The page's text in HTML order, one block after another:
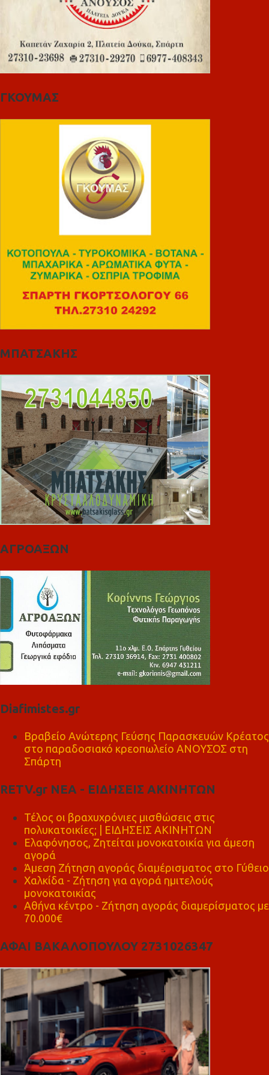
ΓΚΟΥΜΑΣ
ΜΠΑΤΣΑΚΗΣ
ΑΓΡΟΑΞΩΝ
Diafimistes.gr
Βραβείο Ανώτερης Γεύσης Παρασκευών Κρέατος
στο παραδοσιακό κρεοπωλείο ΑΝΟΥΣΟΣ στη
Σπάρτη
RETV.gr ΝΕΑ - ΕΙΔΗΣΕΙΣ ΑΚΙΝΗΤΩΝ
Τέλος οι βραχυχρόνιες μισθώσεις στις
πολυκατοικίες; | ΕΙΔΗΣΕΙΣ ΑΚΙΝΗΤΩΝ
Ελαφόνησος, Ζητείται μονοκατοικία για άμεση
αγορά
Άμεση Ζήτηση αγοράς διαμέρισματος στο Γύθειο
Χαλκίδα - Ζήτηση για αγορά ημιτελούς
μονοκατοικίας
Αθήνα κέντρο - Ζήτηση αγοράς διαμερίσματος με
70.000€
ΑΦΑΙ ΒΑΚΑΛΟΠΟΥΛΟΥ 2731026347